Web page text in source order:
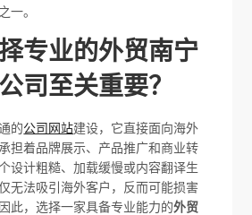
一。
专业的外贸南宁
司至关重要？
的公司网站建设，它直接面向海外
担着品牌展示、产品推广和商业转
设计粗糙、加载缓慢或内容翻译生
无法吸引海外客户，反而可能损害
此，选择一家具备专业能力的外贸